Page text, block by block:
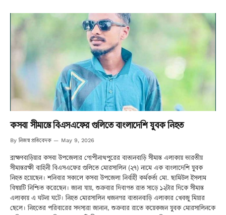
কসবা সীমান্তে বিএসএফের গুলিতে বাংলাদেশি যুবক নিহত
By নিজস্ব প্রতিবেদক May 9, 2026
ব্রাহ্মণবাড়িয়ার কসবা উপজেলার গোপীনাথপুরের বাতানবাড়ি সীমান্ত এলাকায় ভারতীয়
সীমান্তরক্ষী বাহিনী বিএসএফের গুলিতে মোরসালিন (২৭) নামে এক বাংলাদেশি যুবক
নিহত হয়েছেন। শনিবার সকালে কসবা উপজেলা নির্বাহী কর্মকর্তা মো. ছামিউল ইসলাম
বিষয়টি নিশ্চিত করেছেন। জানা যায়, শুক্রবার দিবাগত রাত সাড়ে ১২টার দিকে সীমান্ত
এলাকায় এ ঘটনা ঘটে। নিহত মোরসালিন ধজনগর বাতানবাড়ি এলাকার খেবজু মিয়ার
ছেলে। নিহতের পরিবারের সদস্যরা জানান, শুক্রবার রাতে কয়েকজন যুবক মোরসালিনকে